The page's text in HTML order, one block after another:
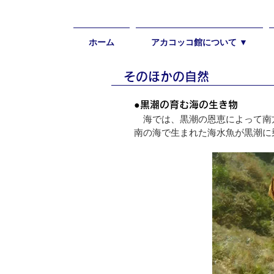
ホーム アカコッコ館について ▼
そのほかの自然
●黒潮の育む海の生き物
海では、黒潮の恩恵によって
南の海で生まれた海水魚が黒潮